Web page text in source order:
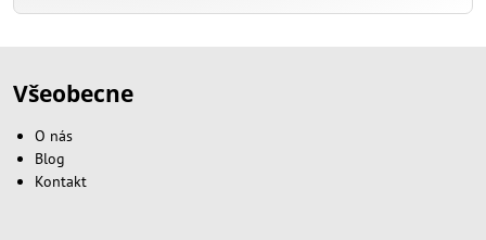
Všeobecne
O nás
Blog
Kontakt